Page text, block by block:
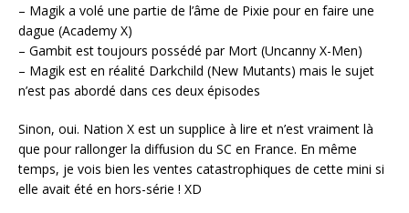
– Magik a volé une partie de l’âme de Pixie pour en faire une
dague (Academy X)
– Gambit est toujours possédé par Mort (Uncanny X-Men)
– Magik est en réalité Darkchild (New Mutants) mais le sujet
n’est pas abordé dans ces deux épisodes
Sinon, oui. Nation X est un supplice à lire et n’est vraiment là
que pour rallonger la diffusion du SC en France. En même
temps, je vois bien les ventes catastrophiques de cette mini si
elle avait été en hors-série ! XD